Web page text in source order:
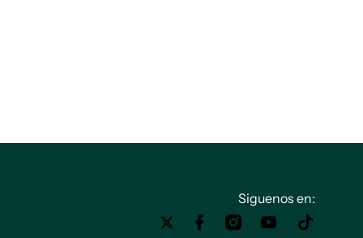
Siguenos en: